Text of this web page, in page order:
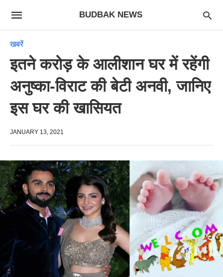
BUDBAK NEWS
खबरें
इतने करोड़ के आलीशान घर में रहेंगी
अनुष्का-विराट की बेटी अनवी, जानिए
इस घर की खासियत
JANUARY 13, 2021